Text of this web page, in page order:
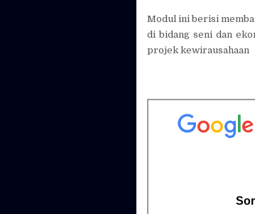
Modul ini berisi
di bidang seni dan
projek kewirausahaan